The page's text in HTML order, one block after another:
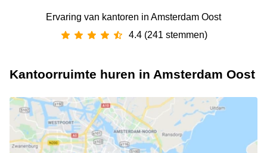
Ervaring van ‪kantoren‬ in Amsterdam Oost
4.4 (241 stemmen)
Kantoorruimte huren in Amsterdam Oost